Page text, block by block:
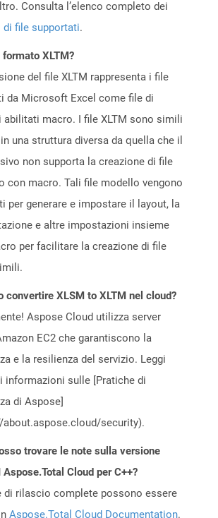
Consulta l’elenco completo dei
file supportati.
XLTM?
del file XLTM rappresenta i file
da Microsoft Excel come file di
abilitati macro. I file XLTM sono simili
in una struttura diversa da quella che il
non supporta la creazione di file
con macro. Tali file modello vengono
per generare e impostare il layout, la
e altre impostazioni insieme
per facilitare la creazione di file
convertire XLSM to XLTM nel cloud?
Aspose Cloud utilizza server
EC2 che garantiscono la
e la resilienza del servizio. Leggi
informazioni sulle [Pratiche di
di Aspose]
about.aspose.cloud/security).
trovare le note sulla versione
Aspose.Total Cloud per C++?
di rilascio complete possono essere
Aspose.Total Cloud Documentation.